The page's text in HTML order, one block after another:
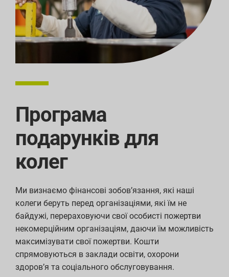
Програма
подарунків для
колег
Ми визнаємо фінансові зобов’язання, які наші
колеги беруть перед організаціями, які їм не
байдужі, перераховуючи свої особисті пожертви
некомерційним організаціям, даючи їм можливість
максимізувати свої пожертви. Кошти
спрямовуються в заклади освіти, охорони
здоров’я та соціального обслуговування.